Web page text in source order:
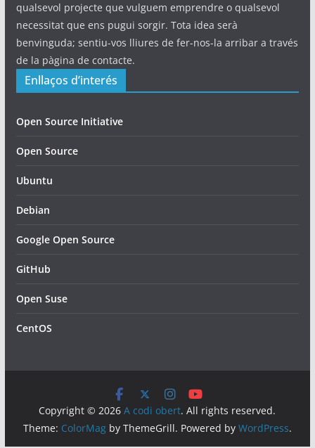
qualsevol projecte que vulguem emprendre o qualsevol
necessitat que ens pugui sorgir. Tota idea serà
benvinguda; sentiu-vos lliures de fer-nos-la arribar a través
de la pàgina de contacte.
Enllaços d’interés
Open Source Initiative
Open Source
Ubuntu
Debian
Google Open Source
GitHub
Open Suse
CentOS
Copyright © 2026A codi obert. All rights reserved.
Theme: ColorMagby ThemeGrill. Powered by WordPress.